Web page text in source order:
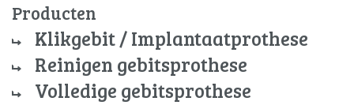
Producten
Klikgebit / Implantaatprothese
Reinigen gebitsprothese
Volledige gebitsprothese